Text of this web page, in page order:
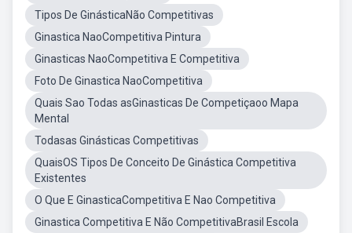
Tipos De GinásticaNão Competitivas
Ginastica NaoCompetitiva Pintura
Ginasticas NaoCompetitiva E Competitiva
Foto De Ginastica NaoCompetitiva
Quais Sao Todas asGinasticas De Competiçaoo Mapa
Mental
Todasas Ginásticas Competitivas
QuaisOS Tipos De Conceito De Ginástica Competitiva
Existentes
O Que E GinasticaCompetitiva E Nao Competitiva
Ginastica Competitiva E Não CompetitivaBrasil Escola